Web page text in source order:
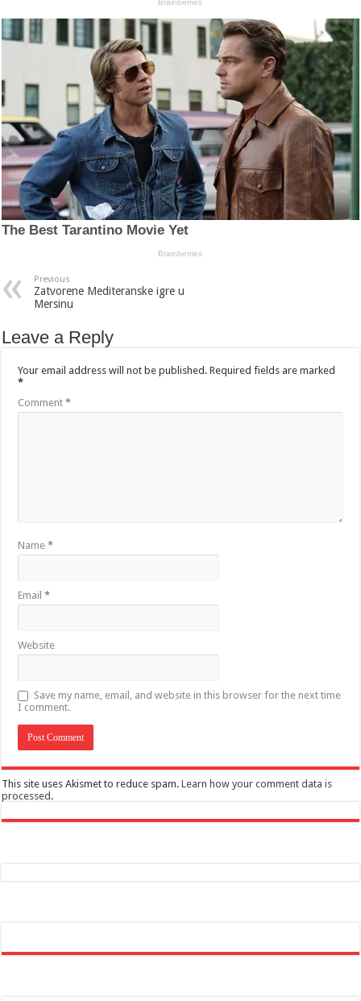
Previous
Zatvorene Mediteranske igre u
Mersinu
Leave a Reply
Your email address will not be published. Required fields are marked
*
Comment*
Name*
Email*
Website
Save my name, email, and website in this browser for the next time
I comment.
This site uses Akismet to reduce spam.Learn how your comment data is
processed .